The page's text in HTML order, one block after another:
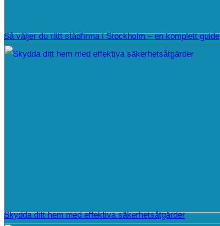
Så väljer du rätt städfirma i Stockholm – en komplett guide
Skydda ditt hem med effektiva säkerhetsåtgärder